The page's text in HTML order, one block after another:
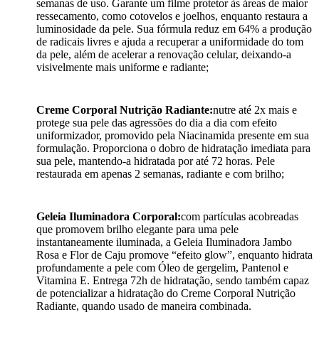
semanas de uso. Garante um filme protetor às áreas de maior
ressecamento, como cotovelos e joelhos, enquanto restaura a
luminosidade da pele. Sua fórmula reduz em 64% a produção
de radicais livres e ajuda a recuperar a uniformidade do tom
da pele, além de acelerar a renovação celular, deixando-a
visivelmente mais uniforme e radiante;
Creme Corporal Nutrição Radiante:nutre até 2x mais e
protege sua pele das agressões do dia a dia com efeito
uniformizador, promovido pela Niacinamida presente em sua
formulação. Proporciona o dobro de hidratação imediata para
sua pele, mantendo-a hidratada por até 72 horas. Pele
restaurada em apenas 2 semanas, radiante e com brilho;
Geleia Iluminadora Corporal:com partículas acobreadas
que promovem brilho elegante para uma pele
instantaneamente iluminada, a Geleia Iluminadora Jambo
Rosa e Flor de Caju promove “efeito glow”, enquanto hidrata
profundamente a pele com Óleo de gergelim, Pantenol e
Vitamina E. Entrega 72h de hidratação, sendo também capaz
de potencializar a hidratação do Creme Corporal Nutrição
Radiante, quando usado de maneira combinada.